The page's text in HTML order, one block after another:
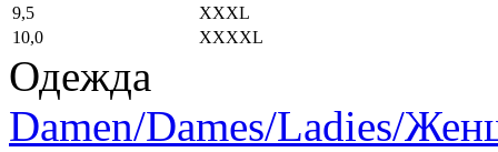
9,5
XXXL
10,0
XXXXL
Одежда
Damen/Dames/Ladies/